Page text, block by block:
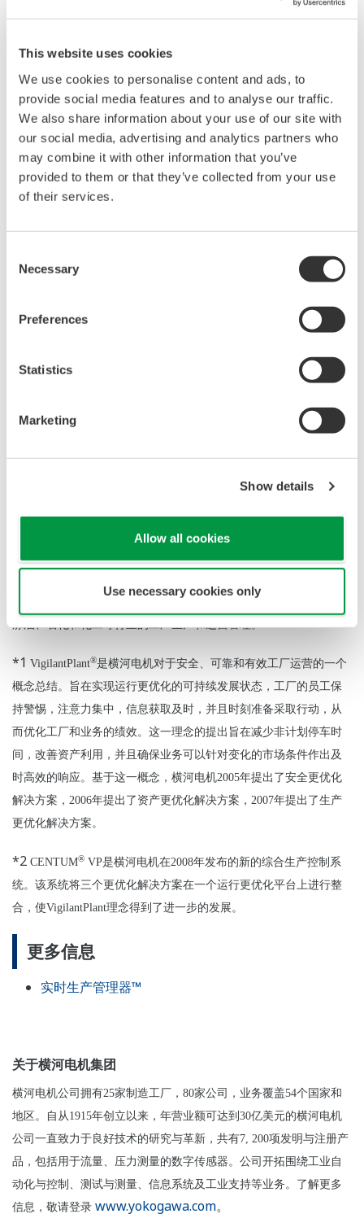
This website uses cookies
We use cookies to personalise content and ads, to
provide social media features and to analyse our traffic.
We also share information about your use of our site with
our social media, advertising and analytics partners who
may combine it with other information that you’ve
provided to them or that they’ve collected from your use
of their services.
Selection
Necessary
Preferences
Statistics
Marketing
Show details
Allow all cookies
Use necessary cookies only
络服务、e-mail、相关数据库登录以及脚本等。
通过 RPO E-form
”功能可以在网络浏览器上实现交互式
手动输入或确认。
监视控制台可以提供执行状态信息和调试帮助，也可以
对业务流程的暂停、恢复或者终止进行手动干预。
Production Instructor VP(
Production Instructor VP
用于采集流程数据的扩展
Production Supervisor VP(
用于在基于角色的网络控制台监视关
键绩效指标。Production Supervisor VP的增强性能如下:
包括一般网格、多趋势图和区间比较图等网络组件
支持通用关系数据库适配器和网络服务接口
通过外部系统可以动态修改关键绩效指标的限制
主要目标市场和应用
炼油、石化和化工等行业的工厂生产和运营管理。
*1 VigilantPlant®是横河电机对于安全、可靠和有效工厂运营的一个
概念总结。旨在实现运行更优化的可持续发展状态，工厂的员工保
持警惕，注意力集中，信息获取及时，并且时刻准备采取行动，从
而优化工厂和业务的绩效。这一理念的提出旨在减少非计划停车时
间，改善资产利用，并且确保业务可以针对变化的市场条件作出及
时高效的响应。基于这一概念，横河电机2005年提出了安全更优化
解决方案， 2006年提出了资产更优化解决方案， 2007年提出了生产
更优化解决方案。
*2 CENTUM® VP是横河电机在2008年发布的新的综合生产控制系
统。该系统将三个更优化解决方案在一个运行更优化平台上进行整
合，使VigilantPlant理念得到了进一步的发展。
更多信息
实时生产管理器™
关于横河电机集团
横河电机公司拥有25家制造工厂， 80家公司，业务覆盖54个国家和
地区。自从1915年创立以来，年营业额可达到 30亿美元的横河电机
公司一直致力于良好技术的研究与革新，共有7, 200项发明与注册产
品，包括用于流量、压力测量的数字传感器。公司开拓围绕工业自
动化与控制、测试与测量、信息系统及工业支持等业务。了解更多
信息，敬请登录 www.yokogawa.com。